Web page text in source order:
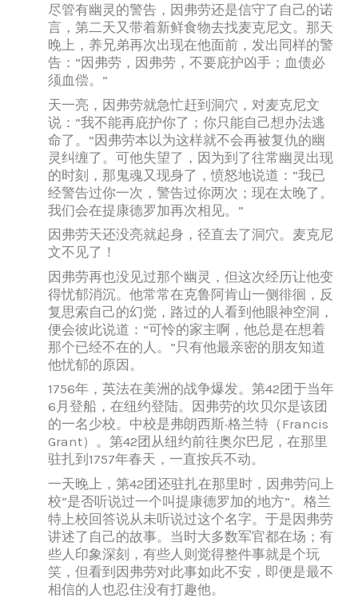
尽管有幽灵的警告，因弗劳还是信守了自己的诺
言，第二天又带着新鲜食物去找麦克尼文。那天
晚上，养兄弟再次出现在他面前，发出同样的警
告：“因弗劳，因弗劳，不要庇护凶手；血债必
须血偿。”
天一亮，因弗劳就急忙赶到洞穴，对麦克尼文
说：“我不能再庇护你了；你只能自己想办法逃
命了。”因弗劳本以为这样就不会再被复仇的幽
灵纠缠了。可他失望了，因为到了往常幽灵出现
的时刻，那鬼魂又现身了，愤怒地说道：“我已
经警告过你一次，警告过你两次；现在太晚了。
我们会在提康德罗加再次相见。”
因弗劳天还没亮就起身，径直去了洞穴。麦克尼
文不见了！
因弗劳再也没见过那个幽灵，但这次经历让他变
得忧郁消沉。他常常在克鲁阿肯山一侧徘徊，反
复思索自己的幻觉，路过的人看到他眼神空洞，
便会彼此说道：“可怜的家主啊，他总是在想着
那个已经不在的人。”只有他最亲密的朋友知道
他忧郁的原因。
1756年，英法在美洲的战争爆发。第42团于当年
6月登船，在纽约登陆。因弗劳的坎贝尔是该团
的一名少校。中校是弗朗西斯·格兰特（Francis
Grant）。第42团从纽约前往奥尔巴尼，在那里
驻扎到1757年春天，一直按兵不动。
一天晚上，第42团还驻扎在那里时，因弗劳问上
校“是否听说过一个叫提康德罗加的地方”。格兰
特上校回答说从未听说过这个名字。于是因弗劳
讲述了自己的故事。当时大多数军官都在场；有
些人印象深刻，有些人则觉得整件事就是个玩
笑，但看到因弗劳对此事如此不安，即便是最不
相信的人也忍住没有打趣他。